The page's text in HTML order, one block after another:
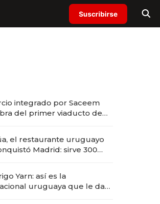
Suscribirse
integrado por Saceem
del primer viaducto de
el restaurante uruguayo
Madrid: sirve 300
apertura
Yarn: así es la
uruguaya que le da